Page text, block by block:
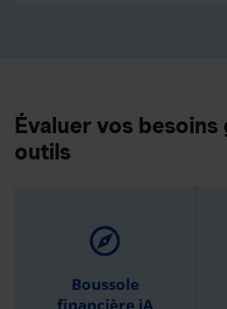
Évaluer vos besoins
outils
explore
Boussole